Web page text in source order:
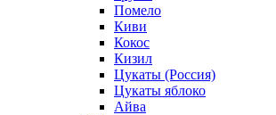
Помело
Киви
Кокос
Кизил
Цукаты (Россия)
Цукаты яблоко
Айва